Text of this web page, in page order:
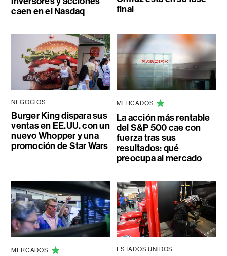
caen en el Nasdaq
final
NEGOCIOS
Burger King dispara sus
ventas en EE.UU. con un
nuevo Whopper y una
promoción de Star Wars
MERCADOS
La acción más rentable
del S&P 500 cae con
fuerza tras sus
resultados: qué
preocupa al mercado
MERCADOS ESTADOS UNIDOS